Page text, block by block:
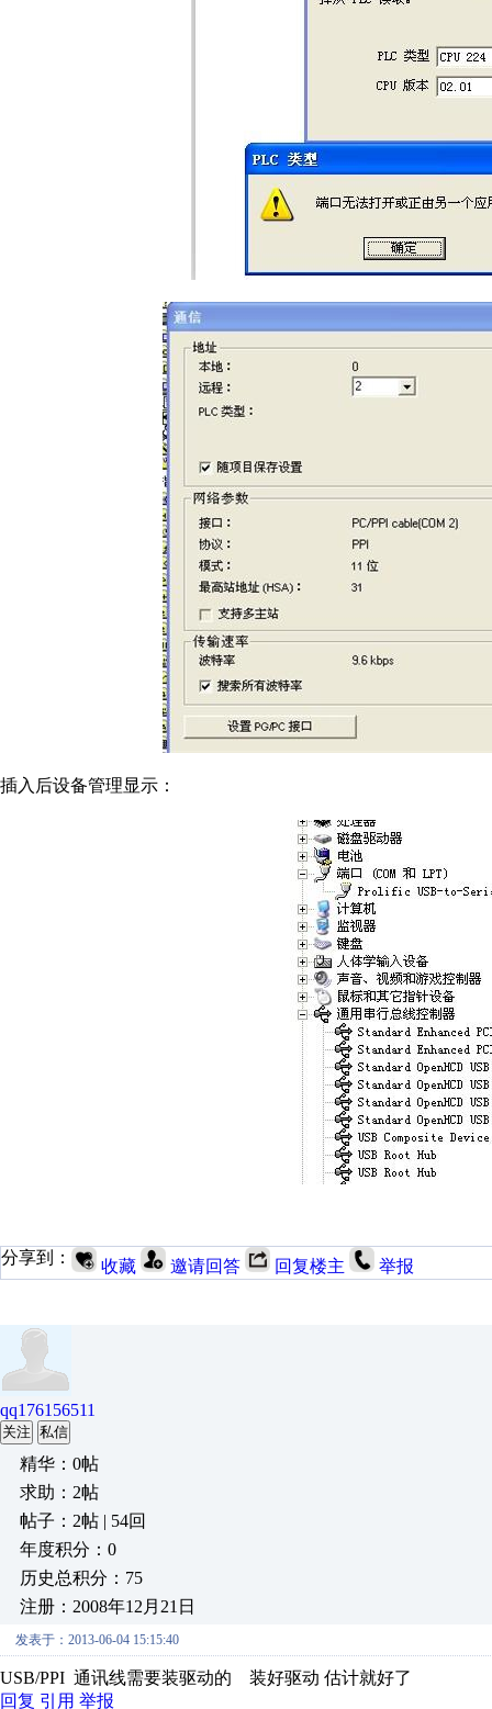
插入后设备管理显示：
分享到： 收藏 邀请回答 回复楼主 举报
qq176156511
关注 私信
精华：0帖
求助：2帖
帖子：2帖 | 54回
年度积分：0
历史总积分：75
注册：2008年12月21日
发表于：2013-06-04 15:15:40
USB/PPI 通讯线需要装驱动的 装好驱动 估计就好了
回复 引用 举报